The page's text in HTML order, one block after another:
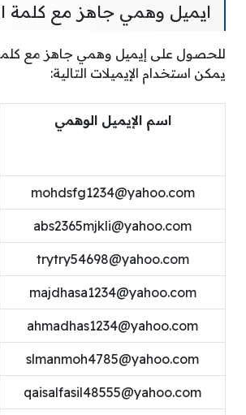
ايميل وهمي جاهز مع كلمة
للحصول على إيميل وهمي جاهز مع
يمكن استخدام الإيميلات التالية:
اسم الإيميل الوهمي
mohdsfg1234@yahoo.com
abs2365mjkli@yahoo.com
trytry54698@yahoo.com
majdhasa1234@yahoo.com
ahmadhas1234@yahoo.com
slmanmoh4785@yahoo.com
qaisalfasil48555@yahoo.com